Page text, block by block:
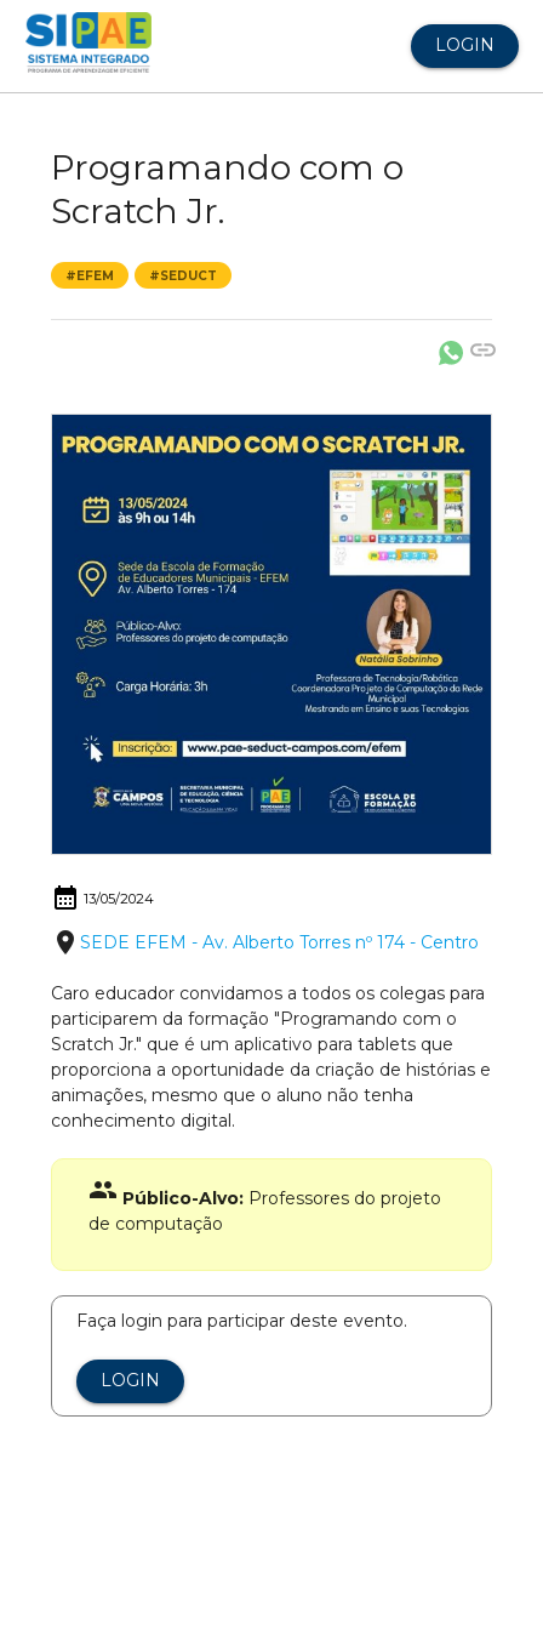
LOGIN
Programando com o
Scratch Jr.
#EFEM #SEDUCT
link
calendar_month 13/05/2024
place SEDE EFEM - Av. Alberto Torres nº 174 - Centro
Caro educador convidamos a todos os colegas para
participarem da formação "Programando com o
Scratch Jr." que é um aplicativo para tablets que
proporciona a oportunidade da criação de histórias e
animações, mesmo que o aluno não tenha
conhecimento digital.
group Público-Alvo:Professores do projeto
de computação
Faça login para participar deste evento.
LOGIN